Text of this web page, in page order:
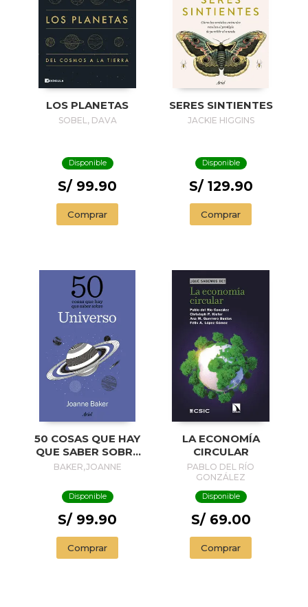
LOS PLANETAS
SOBEL, DAVA
Disponible
S/ 99.90
Comprar
SERES SINTIENTES
JACKIE HIGGINS
Disponible
S/ 129.90
Comprar
50 COSAS QUE HAY
QUE SABER SOBRE
EL UNIVERSO
BAKER,JOANNE
Disponible
S/ 99.90
Comprar
LA ECONOMÍA
CIRCULAR
PABLO DEL RÍO
GONZÁLEZ
Disponible
S/ 69.00
Comprar